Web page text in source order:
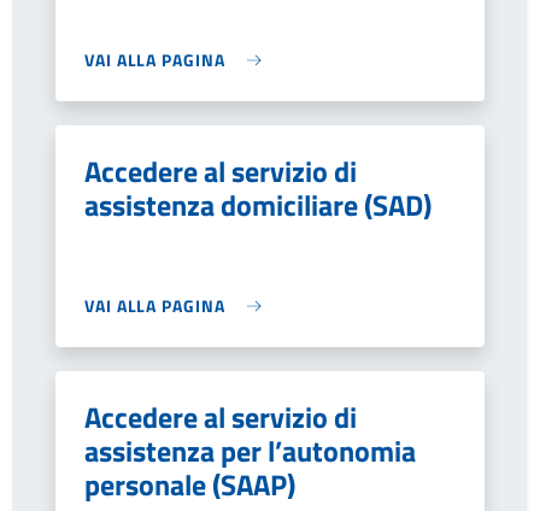
VAI ALLA PAGINA
Accedere al servizio di
assistenza domiciliare (SAD)
VAI ALLA PAGINA
Accedere al servizio di
assistenza per l’autonomia
personale (SAAP)